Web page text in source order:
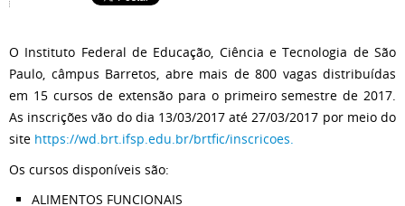
O Instituto Federal de Educação, Ciência e Tecnologia de São
Paulo, câmpus Barretos, abre mais de 800 vagas distribuídas
em 15 cursos de extensão para o primeiro semestre de 2017.
As inscrições vão do dia 13/03/2017 até 27/03/2017 por meio do
site https://wd.brt.ifsp.edu.br/brtfic/inscricoes.
Os cursos disponíveis são:
ALIMENTOS FUNCIONAIS